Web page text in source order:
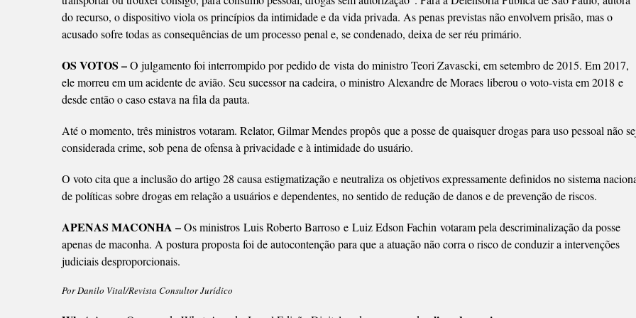
do recurso, o dispositivo viola os princípios da intimidade e da vida privada. As penas previstas não envolvem prisão, mas o
acusado sofre todas as consequências de um processo penal e, se condenado, deixa de ser réu primário.
OS VOTOS –O julgamento foi interrompido por pedido de vista do ministro Teori Zavascki, em setembro de 2015. Em 2017,
ele morreu em um acidente de avião. Seu sucessor na cadeira, o ministro Alexandre de Moraes liberou o voto-vista em 2018 e
desde então o caso estava na fila da pauta.
Até o momento, três ministros votaram. Relator, Gilmar Mendes propôs que a posse de quaisquer drogas para uso pessoal não
considerada crime, sob pena de ofensa à privacidade e à intimidade do usuário.
O voto cita que a inclusão do artigo 28 causa estigmatização e neutraliza os objetivos expressamente definidos no sistema
de políticas sobre drogas em relação a usuários e dependentes, no sentido de redução de danos e de prevenção de riscos.
APENAS MACONHA –Os ministros Luis Roberto Barroso e Luiz Edson Fachin votaram pela descriminalização da posse
apenas de maconha. A postura proposta foi de autocontenção para que a atuação não corra o risco de conduzir a intervenções
judiciais desproporcionais.
Por Danilo Vital/Revista Consultor Jurídico